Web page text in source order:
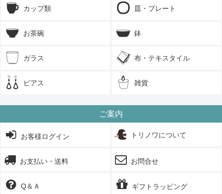
カップ類 皿・プレート
お茶碗 鉢
ガラス 布・テキスタイル
ピアス 雑貨
ご案内
お客様ログイン トリノワについて
お支払い・送料 お問合せ
Q＆Ａ ギフトラッピング